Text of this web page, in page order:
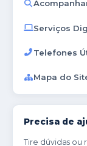
Serviços
Telefones
Mapa do
Precisa de
Tire dúvidas ou